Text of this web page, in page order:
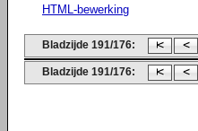
HTML-bewerking
Bladzijde 191/176:
Bladzijde 191/176: